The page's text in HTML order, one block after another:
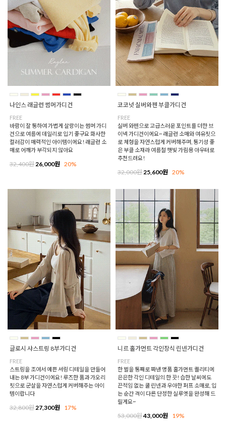
나인스 래글런 썸머가디건
FREE
바람이 잘 통하여 가볍게 살랑이는 썸머 가디
건으로 여름에 데일리로 입기 좋구요 화사한
컬러감이 매력적인 아이템이에요! 래글런 소
매로 어깨가 부각되지 않아요
32,400원 26,000원 20%
코코넛 실버와펜 부클가디건
FREE
실버 와펜으로 고급스러운 포인트를 더한 브
이넥 가디건이에요~ 래글런 소매와 여유핏으
로 체형을 자연스럽게 커버해주며, 통기성 좋
은 부클 소재라 여름철 햇빛 가림용 아우터로
추천드려요!
32,000원 25,600원 20%
글로시 샤스트링 8부가디건
FREE
스트링을 조여서 예쁜 셔링 디테일을 만들어
내는 8부 가디건이에요! 루즈한 품과 가오리
핏으로 군살을 자연스럽게 커버해주는 아이
템이랍니다
32,800원27,300원 17%
니르 홀가먼트 각인장식 린넨가디건
FREE
한 벌을 통째로 짜낸 명품 홀가먼트 퀄리티에
은은한 각인 디테일의 한 끗! 습한 날씨에도
끈적임 없는 쿨 린넨과 우아한 퍼프 소매로, 입
는 순간 격이 다른 단정한 실루엣을 완성해 드
릴게요~
53,000원43,000원 19%